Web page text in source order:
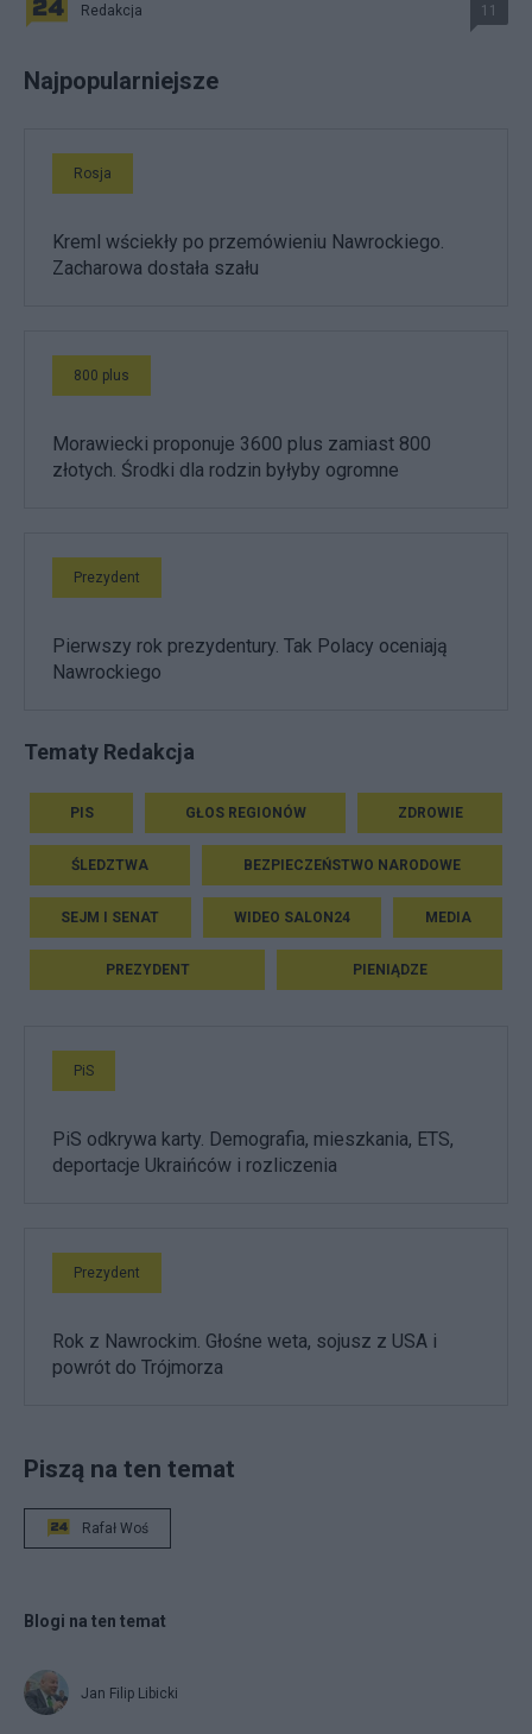
Redakcja 11
Najpopularniejsze
Rosja
Kreml wściekły po przemówieniu Nawrockiego.
Zacharowa dostała szału
800 plus
Morawiecki proponuje 3600 plus zamiast 800
złotych. Środki dla rodzin byłyby ogromne
Prezydent
Pierwszy rok prezydentury. Tak Polacy oceniają
Nawrockiego
Tematy Redakcja
PIS GŁOS REGIONÓW ZDROWIE
ŚLEDZTWA BEZPIECZEŃSTWO NARODOWE
SEJM I SENAT WIDEO SALON24 MEDIA
PREZYDENT PIENIĄDZE
PiS
PiS odkrywa karty. Demografia, mieszkania, ETS,
deportacje Ukraińców i rozliczenia
Prezydent
Rok z Nawrockim. Głośne weta, sojusz z USA i
powrót do Trójmorza
Piszą na ten temat
Rafał Woś
Blogi na ten temat
Jan Filip Libicki